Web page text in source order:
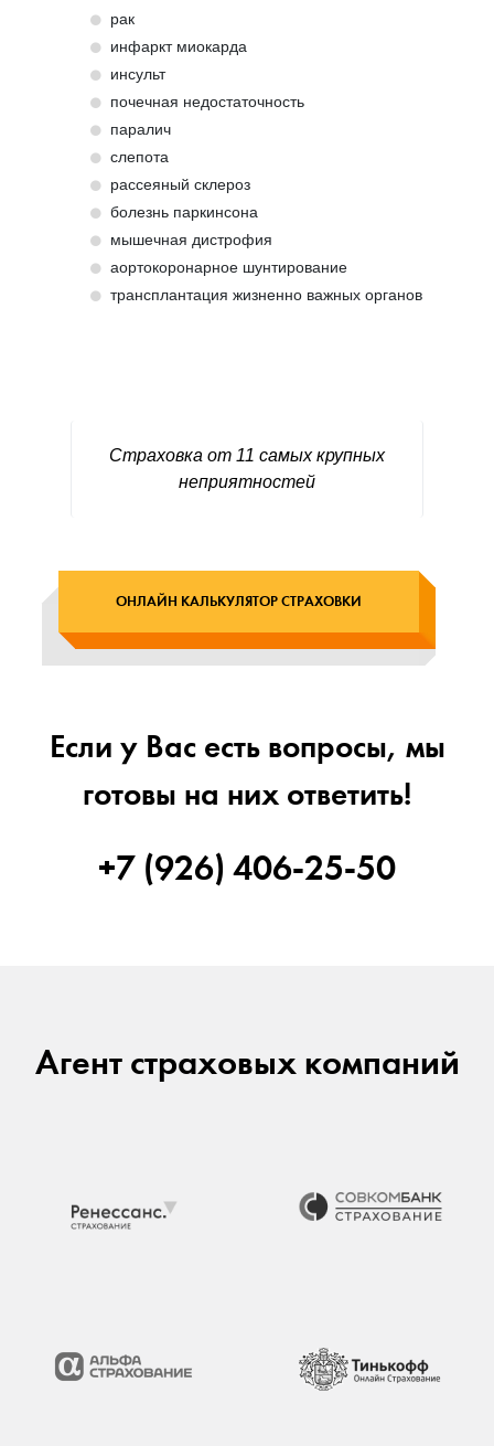
рак
инфаркт миокарда
инсульт
почечная недостаточность
паралич
слепота
рассеяный склероз
болезнь паркинсона
мышечная дистрофия
аортокоронарное шунтирование
трансплантация жизненно важных органов
Страховка от 11 самых крупных
неприятностей
ОНЛАЙН КАЛЬКУЛЯТОР СТРАХОВКИ
Если у Вас есть вопросы, мы
готовы на них ответить!
+7 (926) 406-25-50
Агент страховых компаний